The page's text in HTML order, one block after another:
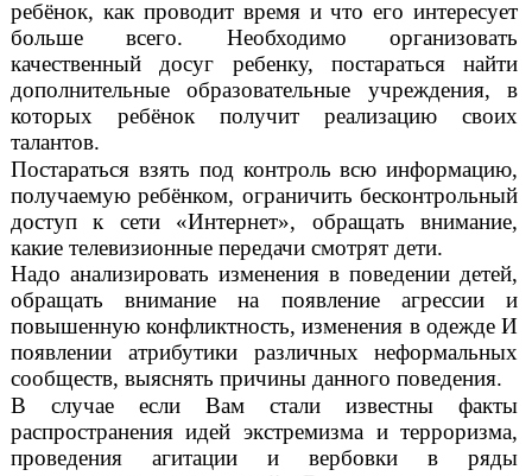
ребёнок, как проводит время и что его интересует
больше всего. Необходимо организовать
качественный досуг ребенку, постараться найти
дополнительные образовательные учреждения, в
которых ребёнок получит реализацию своих
талантов.
Постараться взять под контроль всю информацию,
получаемую ребёнком, ограничить бесконтрольный
доступ к сети «Интернет», обращать внимание,
какие телевизионные передачи смотрят дети.
Надо анализировать изменения в поведении детей,
обращать внимание на появление агрессии и
повышенную конфликтность, изменения в одежде И
появлении атрибутики различных неформальных
сообществ, выяснять причины данного поведения.
В случае если Вам стали известны факты
распространения идей экстремизма и терроризма,
проведения агитации и вербовки в ряды